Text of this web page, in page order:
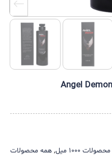
محصولات 1000 میل , همه محصولات